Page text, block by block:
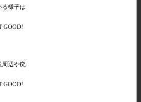
る様子は
周辺や廃